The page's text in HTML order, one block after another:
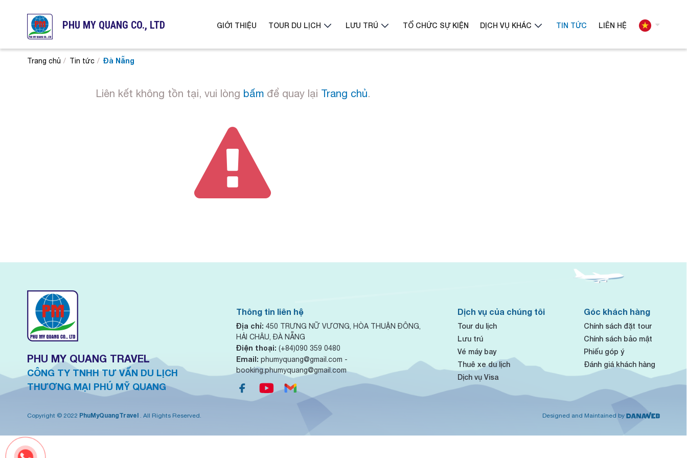
PHU MY QUANG CO., LTD GIỚI THIỆU TOUR DU LỊCH LƯU TRÚ TỔ CHỨC SỰ KIỆN DỊCH VỤ KHÁC TIN TỨC LIÊN HỆ
Trang chủ Tin tức Đà Nẵng
Liên kết không tồn tại, vui lòng bấmđể quay lại Trang chủ.
PHU MY QUANG TRAVEL
CÔNG TY TNHH TƯ VẤN DU LỊCH
THƯƠNG MẠI PHÚ MỸ QUANG
Thông tin liên hệ
Địa chỉ: 450 TRƯNG NỮ VƯƠNG, HÒA THUẬN ĐÔNG,
HẢI CHÂU, ĐÀ NẴNG
Điện thoại: (+84)090 359 0480
Email: phumyquang@gmail.com -
booking.phumyquang@gmail.com
Dịch vụ của chúng tôi
Tour du lịch
Lưu trú
Vé máy bay
Thuê xe du lịch
Dịch vụ Visa
Góc khách hàng
Chính sách đặt tour
Chính sách bảo mật
Phiếu góp ý
Đánh giá khách hàng
Copyright © 2022 PhuMyQuangTravel . All Rights Reserved. Designed and Maintained by